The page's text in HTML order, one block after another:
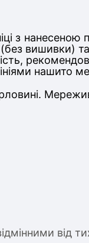
з нанесеною
(без вишивки)
нашито
від